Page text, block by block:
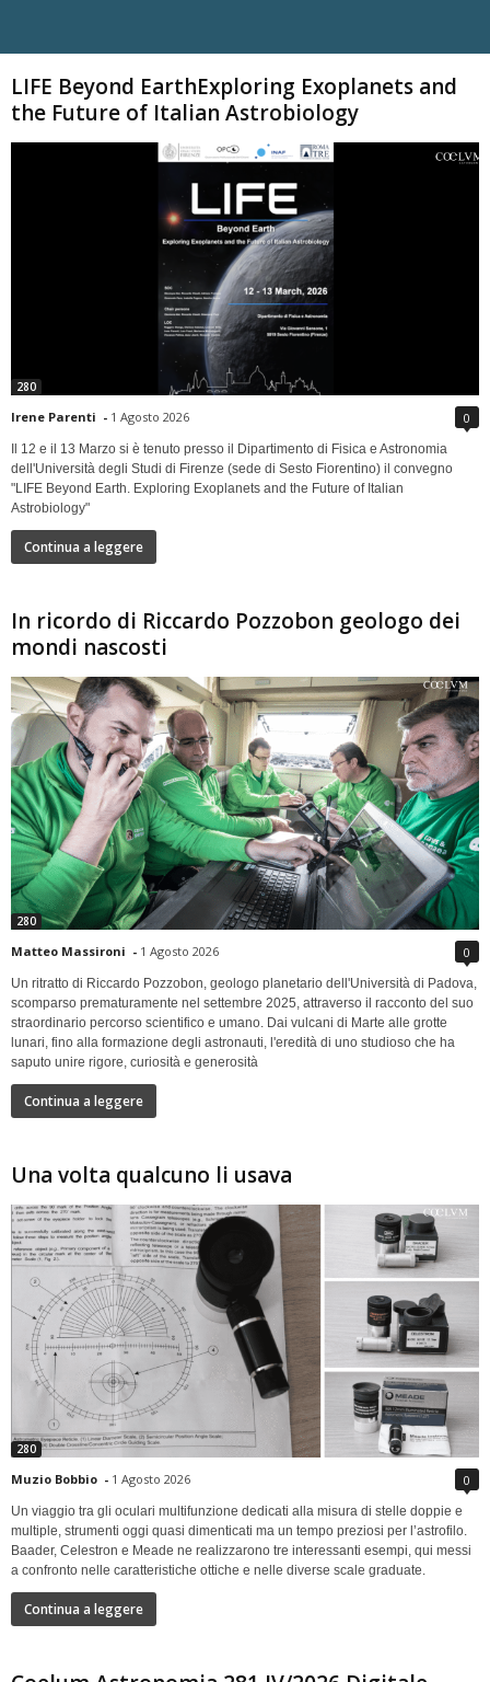
LIFE Beyond EarthExploring Exoplanets and
the Future of Italian Astrobiology
280
Irene Parenti - 1 Agosto 2026 0
Il 12 e il 13 Marzo si è tenuto presso il Dipartimento di Fisica e Astronomia
dell'Università degli Studi di Firenze (sede di Sesto Fiorentino) il convegno
"LIFE Beyond Earth. Exploring Exoplanets and the Future of Italian
Astrobiology"
Continua a leggere
In ricordo di Riccardo Pozzobon geologo dei
mondi nascosti
280
Matteo Massironi - 1 Agosto 2026 0
Un ritratto di Riccardo Pozzobon, geologo planetario dell'Università di Padova,
scomparso prematuramente nel settembre 2025, attraverso il racconto del suo
straordinario percorso scientifico e umano. Dai vulcani di Marte alle grotte
lunari, fino alla formazione degli astronauti, l'eredità di uno studioso che ha
saputo unire rigore, curiosità e generosità
Continua a leggere
Una volta qualcuno li usava
280
Muzio Bobbio - 1 Agosto 2026 0
Un viaggio tra gli oculari multifunzione dedicati alla misura di stelle doppie e
multiple, strumenti oggi quasi dimenticati ma un tempo preziosi per l’astrofilo.
Baader, Celestron e Meade ne realizzarono tre interessanti esempi, qui messi
a confronto nelle caratteristiche ottiche e nelle diverse scale graduate.
Continua a leggere